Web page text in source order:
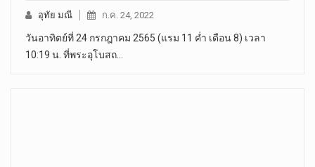
อุทัย มณี ก.ค. 24, 2022
วันอาทิตย์ที่ 24 กรกฎาคม 2565 (แรม 11 ค่ำ เดือน 8) เวลา
10:19 น. ที่พระอุโบสถ…